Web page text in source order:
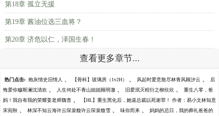
第18章 孤立无援
第19章 酱油位选三血将？
第20章 济危以仁，泽国生春！
查看更多章节...
热门点击: 炮灰情史旧情人 、 【骨科】玻璃房（1v2H） 、 风起时爱意散尽林青风顾汐云 、 后
悔爱你穆斯澜沈清欢 、 人生何处不青山姐姐顾明澈 、 旧爱泯灭程衍之柳欣欣 、 重生八零，爸
妈！我自有我的荣耀姜老师魏杳 、 【HL】重生黑化后，她逼总裁以死谢罪！ 作者：易小文林知意
宋宛秋 、 林深不知云海许云琛裴馥许云琛裴馥雪 、 味你而来 、 妈妈的忌日，我的葬礼爸爸的